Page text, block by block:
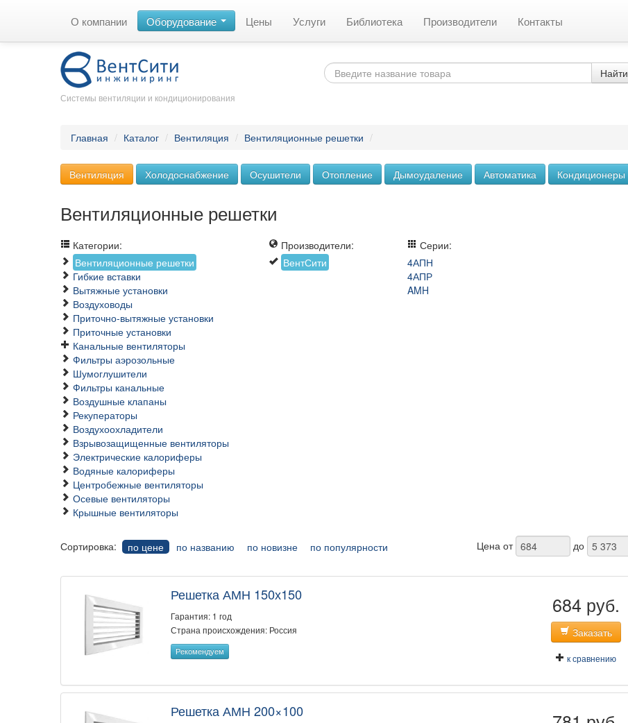
О компании Оборудование Цены Услуги Библиотека Производители Контакты
Системы вентиляции и кондиционирования
Найти
Главная / Каталог / Вентиляция / Вентиляционные решетки /
Вентиляция Холодоснабжение Осушители Отопление Дымоудаление Автоматика Кондиционеры
Вентиляционные решетки
Категории:
Вентиляционные решетки
Гибкие вставки
Вытяжные установки
Воздуховоды
Приточно-вытяжные установки
Приточные установки
Канальные вентиляторы
Фильтры аэрозольные
Шумоглушители
Фильтры канальные
Воздушные клапаны
Рекуператоры
Воздухоохладители
Взрывозащищенные вентиляторы
Электрические калориферы
Водяные калориферы
Центробежные вентиляторы
Осевые вентиляторы
Крышные вентиляторы
Производители:
ВентСити
Серии:
4АПН
4АПР
AMH
Сортировка: по цене по названию по новизне по популярности Цена от до
Решетка АМН 150х150
Гарантия: 1 год
Страна происхождения: Россия
Рекомендуем
684 руб.
Заказать
к сравнению
Решетка АМН 200×100